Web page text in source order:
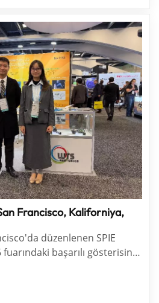
Francisco, Kaliforniya,
düzenlenen SPIE
başarılı gösterisini
ziyaret eden, ekibimizle
yeni fırsatları keşfeden
Dünyanın dört bir